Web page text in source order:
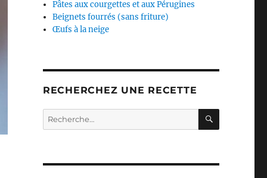
Pâtes aux courgettes et aux Pérugines
Beignets fourrés (sans friture)
Œufs à la neige
RECHERCHEZ UNE RECETTE
Recherche
pour :